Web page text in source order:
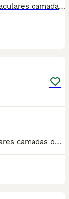
📞📞6️⃣4️⃣1️⃣9️⃣2️⃣2️⃣3️⃣9️⃣0️⃣📞📞📞📞 Espectaculares camadas de perritos de hembra persa chinchilla nacionales descendientes de las mejores líneas de sangre. Disponibles tanto hembras como machos. Las camadas están bajo supervisión veterinaria desde su nacimiento hasta que son entregadas a su nueva familia. Criados por un equipo de profesionales y mejores personas que, con más de 20 años de experiencia , cuidan a los animales por vocación, aplicando una cría ética y responsable para que cada cachorro se desarrolle con la mejor salud y con un buen temperamento. Todos los cachorritos se entregan con unos dos meses y medio de edad y sus vacunas correspondientes, desparasitados interna y externamente, con certificado de salud, y garantía tanto por enfermedad vírica como congénito genética. Posibilidad de entregar en toda España mediante transporte propio preparado para animales y con chofer privado. Los precios pueden variar según las características y morfología de cada cachorro. Añádenos al whats app o llámanos, y encantados atenderemos todas tus dudas y consultas. Teléfono / Whats app: 641 92 23 90
6️⃣4️⃣1️⃣9️⃣2️⃣2️⃣3️⃣9️⃣0️⃣📞📞📞📞 Espectaculares camadas de de machos y hembras de persas de pelo corto chinchilla nacionales descendientes de las mejores líneas de sangre. Disponibles tanto hembras como machos. Las camadas están bajo supervisión veterinaria desde su nacimiento hasta que son entregadas a su nueva familia. Criados por un equipo de profesionales y mejores personas que, con más de 20 años de experiencia , cuidan a los animales por vocación, aplicando una cría ética y responsable para que cada cachorro se desarrolle con la mejor salud y con un buen temperamento. Todos los cachorritos se entregan con unos dos meses y medio de edad y sus vacunas correspondientes, desparasitados interna y externamente, con certificado de salud, y garantía tanto por enfermedad vírica como congénito genética. Posibilidad de entregar en toda España mediante transporte propio preparado para animales y con chofer privado. Los precios pueden variar según las características y morfología de cada cachorro. Añádenos al whats app o llámanos, y encantados atenderemos todas tus dudas y consultas. Teléfono / Whats app: 641 92 23 90